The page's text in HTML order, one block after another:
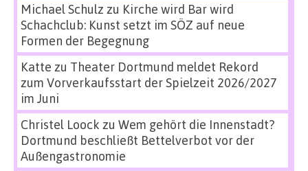
Michael Schulz zu Kirche wird Bar wird
Schachclub: Kunst setzt im SÖZ auf neue
Formen der Begegnung
Katte zu Theater Dortmund meldet Rekord
zum Vorverkaufsstart der Spielzeit 2026/2027
im Juni
Christel Loock zu Wem gehört die Innenstadt?
Dortmund beschließt Bettelverbot vor der
Außengastronomie